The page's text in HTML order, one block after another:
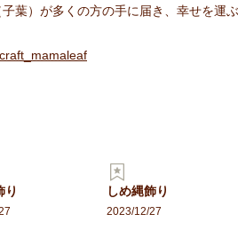
葉）が多くの方の手に届き、幸せを運
り しめ縄飾り
2023/12/27